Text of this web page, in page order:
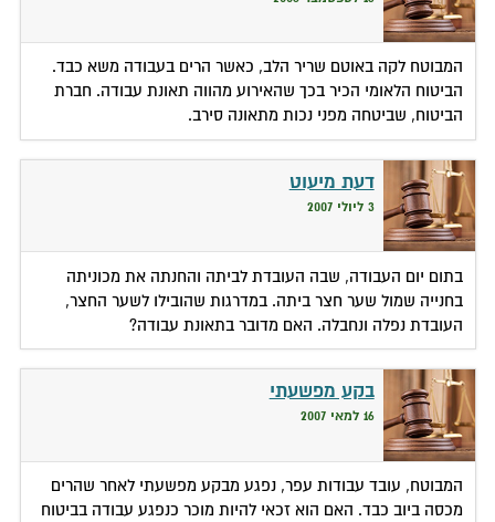
המבוטח לקה באוטם שריר הלב, כאשר הרים בעבודה משא כבד.
הביטוח הלאומי הכיר בכך שהאירוע מהווה תאונת עבודה. חברת
הביטוח, שביטחה מפני נכות מתאונה סירב.
דעת מיעוט
3 ליולי 2007
בתום יום העבודה, שבה העובדת לביתה והחנתה את מכוניתה
בחנייה שמול שער חצר ביתה. במדרגות שהובילו לשער החצר,
העובדת נפלה ונחבלה. האם מדובר בתאונת עבודה?
בקע מפשעתי
16 למאי 2007
המבוטח, עובד עבודות עפר, נפגע מבקע מפשעתי לאחר שהרים
מכסה ביוב כבד. האם הוא זכאי להיות מוכר כנפגע עבודה בביטוח